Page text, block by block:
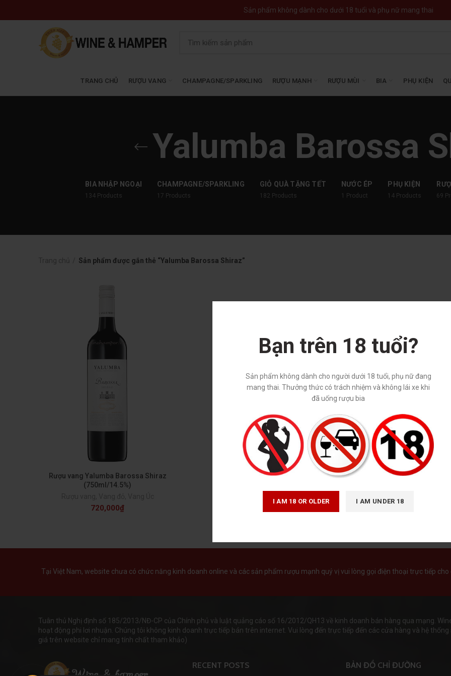
Bạn trên 18 tuổi?
Sản phẩm không dành cho người dưới 18 tuổi, phụ nữ đang
mang thai. Thưởng thức có trách nhiệm và không lái xe khi
đã uống rượu bia
I AM 18 OR OLDER I AM UNDER 18
TRANG CHỦ RƯỢU VANG CHAMPAGNE/SPARKLING RƯỢU MẠNH RƯỢU MÙI BIA PHỤ KIỆN
Yalumba Barossa
BIA NHẬP NGOẠI
134 Products
CHAMPAGNE/SPARKLING
17 Products
GIỎ QUÀ TẶNG TẾT
182 Products
NƯỚC ÉP
1 Product
PHỤ KIỆN
14 Products 69
Sản phẩm được gắn thẻ “Yalumba Barossa Shiraz”
Rượu vang Yalumba Barossa Shiraz
(750ml/14.5%)
720,000₫
Tại Việt Nam, website chưa có chức năng kinh doanh online và các sản phẩm rượu mạnh quý vị vui lòng gọi điện thoại trực tiếp cho
Tuân thủ Nghị định số 185/2013/NĐ-CP của Chính phủ và luật quảng cáo số 16/2012/QH13 về kinh doanh bán hàng qua mạng.
hoạt động phi lơi nhuận. Chúng tôi không kinh doanh trực tiếp bán trên internet. Vui lòng đến trực tiếp đến các cửa hàng và hệ
giá trên website chỉ mang tính chất tham khảo)
RECENT POSTS BẢN ĐỒ CHỈ ĐƯỜNG
Sản phẩm không dành cho dưới 18 tuổi và phụ nữ mang thai